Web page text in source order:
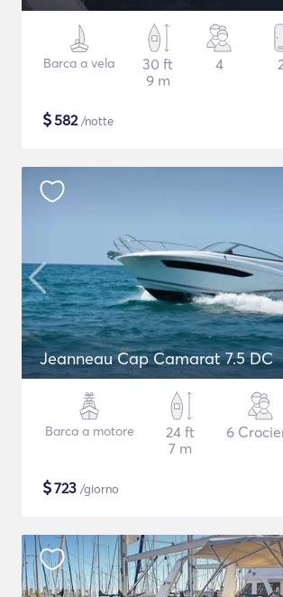
Barca a vela
30 ft
9 m
4
$582/notte
Jeanneau Cap Camarat 7.5 DC
Barca a motore
24 ft
7 m
6
$723 /giorno